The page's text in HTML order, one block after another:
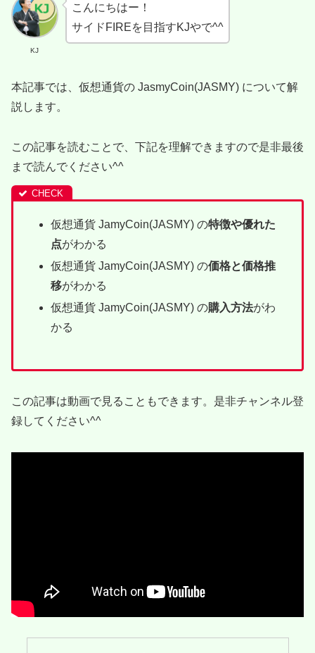
KJ
こんにちはー！
サイドFIREを目指すKJやで^^
本記事では、仮想通貨の JasmyCoin(JASMY) について解
説します。
この記事を読むことで、下記を理解できますので是非最後
まで読んでください^^
仮想通貨 JamyCoin(JASMY) の特徴や優れた
点がわかる
仮想通貨 JamyCoin(JASMY) の価格と価格推
移がわかる
仮想通貨 JamyCoin(JASMY) の購入方法がわ
かる
この記事は動画で見ることもできます。是非チャンネル登
録してください^^